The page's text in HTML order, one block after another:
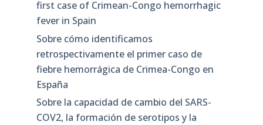
first case of Crimean-Congo hemorrhagic
fever in Spain
Sobre cómo identificamos
retrospectivamente el primer caso de
fiebre hemorrágica de Crimea-Congo en
España
Sobre la capacidad de cambio del SARS-
COV2, la formación de serotipos y la